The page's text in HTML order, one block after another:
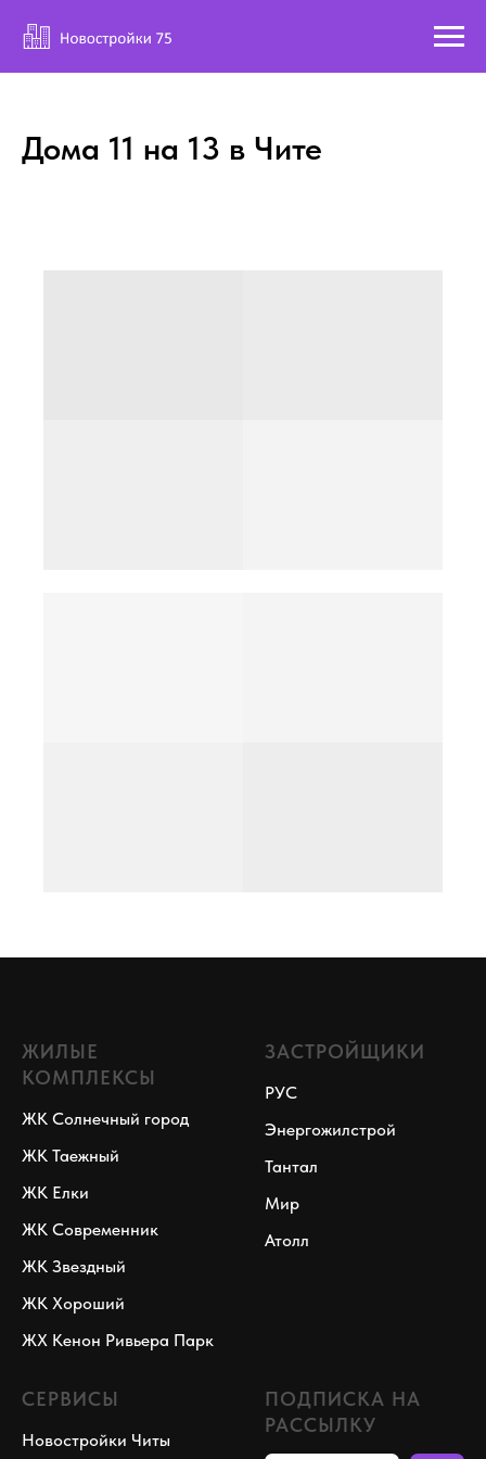
Дома 11 на 13 в Чите
ЖИЛЫЕ
КОМПЛЕКСЫ
ЖК Солнечный город
ЖК Таежный
ЖК Елки
ЖК Современник
ЖК Звездный
ЖК Хороший
ЖХ Кенон Ривьера Парк
ЗАСТРОЙЩИКИ
РУС
Энергожилстрой
Тантал
Мир
Атолл
СЕРВИСЫ
Новостройки Читы
ПОДПИСКА НА
РАССЫЛКУ